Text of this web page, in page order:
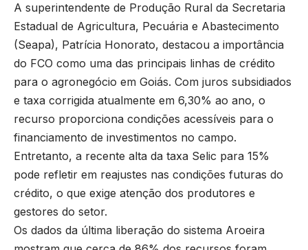
A superintendente de Produção Rural da Secretaria
Estadual de Agricultura, Pecuária e Abastecimento
(Seapa), Patrícia Honorato, destacou a importância
do FCO como uma das principais linhas de crédito
para o agronegócio em Goiás. Com juros subsidiados
e taxa corrigida atualmente em 6,30% ao ano, o
recurso proporciona condições acessíveis para o
financiamento de investimentos no campo.
Entretanto, a recente alta da taxa Selic para 15%
pode refletir em reajustes nas condições futuras do
crédito, o que exige atenção dos produtores e
gestores do setor.
Os dados da última liberação do sistema Aroeira